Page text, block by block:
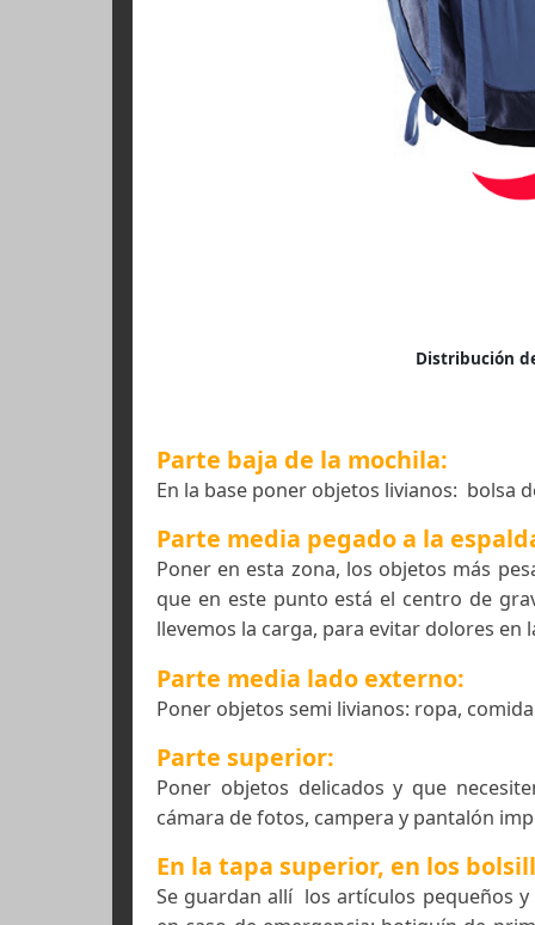
Parte baja de la mochila:
En la base poner objetos livianos: